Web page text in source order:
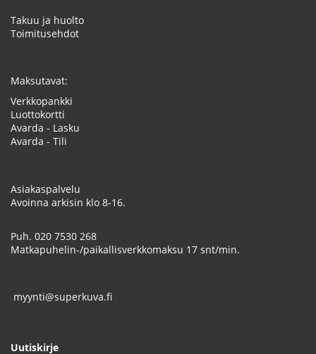
Takuu ja huolto
Toimitusehdot
Maksutavat:
Verkkopankki
Luottokortti
Avarda - Lasku
Avarda - Tili
Asiakaspalvelu
Avoinna arkisin klo 8-16.
Puh. 020 7530 268
Matkapuhelin-/paikallisverkkomaksu 17 snt/min.
myynti@superkuva.fi
Uutiskirje